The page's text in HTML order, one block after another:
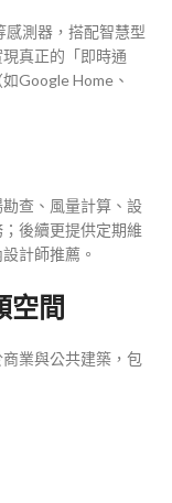
測器，搭配智慧型
真正的「即時通
Google Home、
查、風量計算、設
後續更提供定期維
計師推薦。
空間
業與公共建築，包